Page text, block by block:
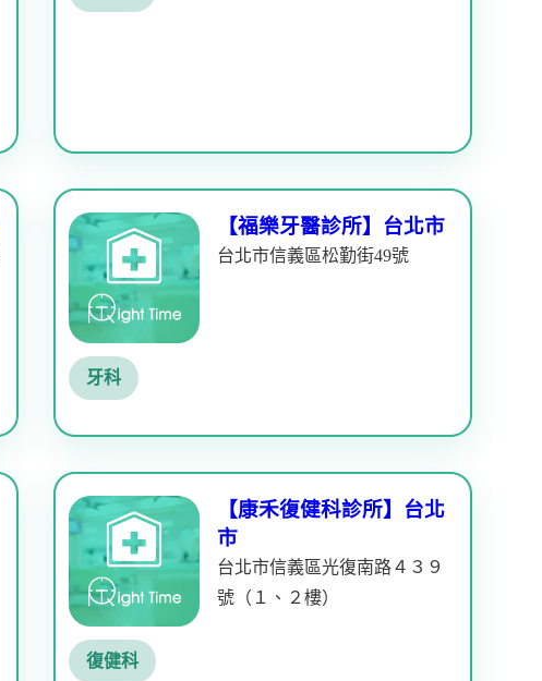
【福樂牙醫診所】台北市
台北市信義區松勤街49號
牙科
【康禾復健科診所】台北
市
台北市信義區光復南路４３９
號（１、２樓）
復健科